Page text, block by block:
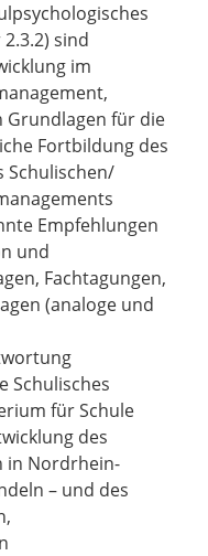
sind
im
Grundlagen für die
Fortbildung des
Schulischen/
Empfehlungen
und
Fachtagungen,
(analoge und
Schulisches
für Schule
des
in Nordrhein-
– und des